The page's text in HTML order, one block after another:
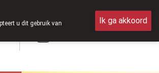
u dit gebruik van
Ik ga akkoord